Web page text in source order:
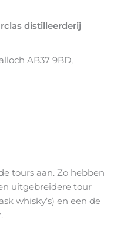
distilleerderij
AB37 9BD,
tours aan. Zo hebben
uitgebreidere tour
whisky’s) en een de